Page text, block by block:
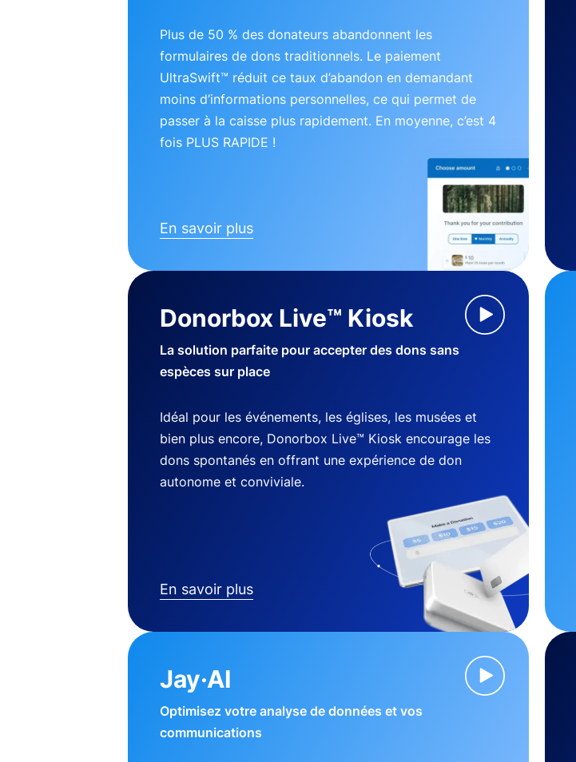
Plus de 50 % des donateurs abandonnent les
formulaires de dons traditionnels. Le paiement
UltraSwift™ réduit ce taux d’abandon en demandant
moins d’informations personnelles, ce qui permet de
passer à la caisse plus rapidement. En moyenne, c’est 4
fois PLUS RAPIDE !
En savoir plus
Donorbox Live™ Kiosk
La solution parfaite pour accepter des dons sans
espèces sur place
Idéal pour les événements, les églises, les musées et
bien plus encore, Donorbox Live™ Kiosk encourage les
dons spontanés en offrant une expérience de don
autonome et conviviale.
En savoir plus
Jay·AI
Optimisez votre analyse de données et vos
communications